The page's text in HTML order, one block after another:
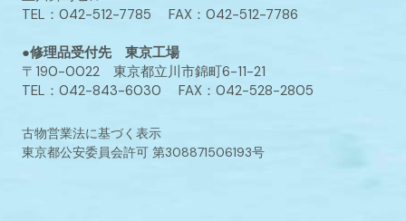
TEL：042-512-7785 FAX：042-512-7786
●修理品受付先 東京工場
〒190-0022 東京都立川市錦町6-11-21
TEL：042-843-6030 FAX：042-528-2805
古物営業法に基づく表示
東京都公安委員会許可 第308871506193号